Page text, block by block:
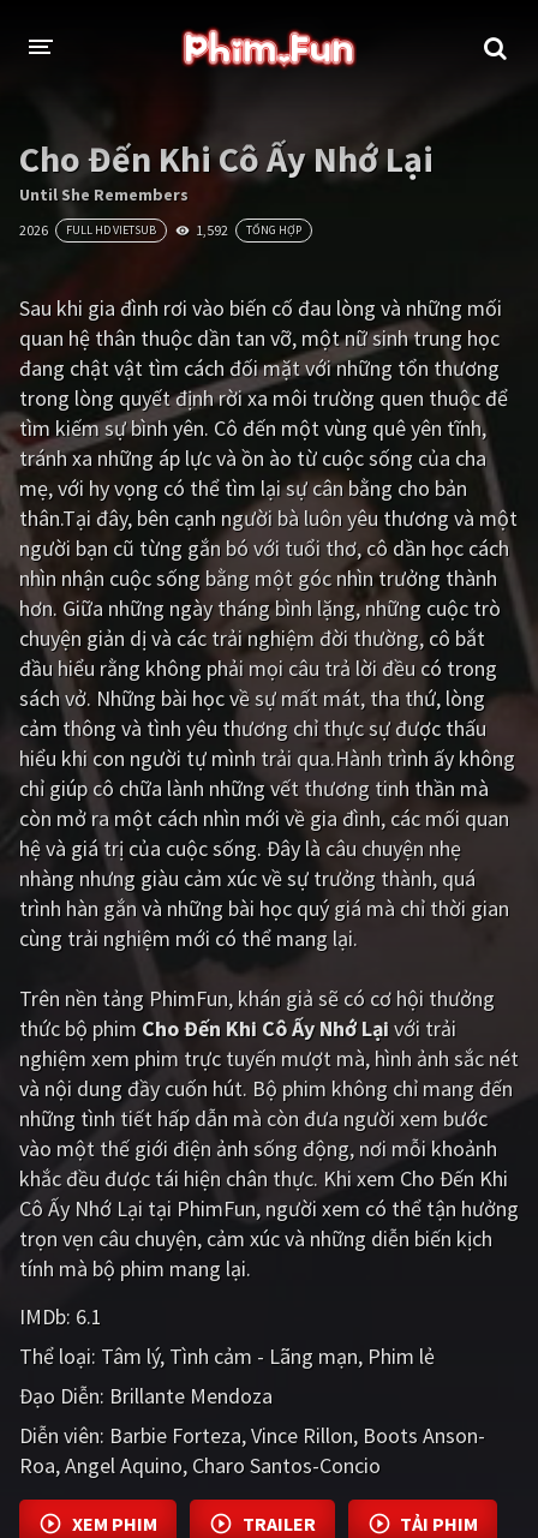
Thần thoại - Cổ trang
Tâm lý Chiến tranh
Kinh dị Tội phạm - Hình sự
Phiêu lưu Hài hước
Viễn tưởng Khoa học - Tài liệu
Hoạt hình Thể thao
Tình cảm - Lãng mạn Kỳ ảo
Giật gân Gia đình
Bí ẩn Lịch sử
Viễn Tây Tiểu sử
GameShow DramaTV
QUỐC GIA
Âu - Mỹ Trung Quốc - Hồng Kông
Hàn Quốc Nhật Bản
Ấn Độ Việt Nam
CẬP NHẬT
PHIM MỚI
PHIM BỘ
PHIM LẺ
PHIM CHIẾU RẠP
BLOG
Cho Đến Khi Cô Ấy Nhớ Lại
Until She Remembers
2026 FULL HD VIETSUB 1,592 TỔNG HỢP
Sau khi gia đình rơi vào biến cố đau lòng và những mối
quan hệ thân thuộc dần tan vỡ, một nữ sinh trung học
đang chật vật tìm cách đối mặt với những tổn thương
trong lòng quyết định rời xa môi trường quen thuộc để
tìm kiếm sự bình yên. Cô đến một vùng quê yên tĩnh,
tránh xa những áp lực và ồn ào từ cuộc sống của cha
mẹ, với hy vọng có thể tìm lại sự cân bằng cho bản
thân.Tại đây, bên cạnh người bà luôn yêu thương và một
người bạn cũ từng gắn bó với tuổi thơ, cô dần học cách
nhìn nhận cuộc sống bằng một góc nhìn trưởng thành
hơn. Giữa những ngày tháng bình lặng, những cuộc trò
chuyện giản dị và các trải nghiệm đời thường, cô bắt
đầu hiểu rằng không phải mọi câu trả lời đều có trong
sách vở. Những bài học về sự mất mát, tha thứ, lòng
cảm thông và tình yêu thương chỉ thực sự được thấu
hiểu khi con người tự mình trải qua.Hành trình ấy không
chỉ giúp cô chữa lành những vết thương tinh thần mà
còn mở ra một cách nhìn mới về gia đình, các mối quan
hệ và giá trị của cuộc sống. Đây là câu chuyện nhẹ
nhàng nhưng giàu cảm xúc về sự trưởng thành, quá
trình hàn gắn và những bài học quý giá mà chỉ thời gian
cùng trải nghiệm mới có thể mang lại.
Trên nền tảng PhimFun, khán giả sẽ có cơ hội thưởng
thức bộ phim Cho Đến Khi Cô Ấy Nhớ Lạivới trải
nghiệm xem phim trực tuyến mượt mà, hình ảnh sắc nét
và nội dung đầy cuốn hút. Bộ phim không chỉ mang đến
những tình tiết hấp dẫn mà còn đưa người xem bước
vào một thế giới điện ảnh sống động, nơi mỗi khoảnh
khắc đều được tái hiện chân thực. Khi xem Cho Đến Khi
Cô Ấy Nhớ Lại tại PhimFun, người xem có thể tận hưởng
trọn vẹn câu chuyện, cảm xúc và những diễn biến kịch
tính mà bộ phim mang lại.
IMDb: 6.1
Thể loại: Tâm lý Tình cảm - Lãng mạn Phim lẻ
Đạo Diễn: Brillante Mendoza
Diễn viên: Barbie Forteza Vince Rillon Boots Anson-
Roa Angel Aquino Charo Santos-Concio
XEM PHIM TRAILER TẢI PHIM